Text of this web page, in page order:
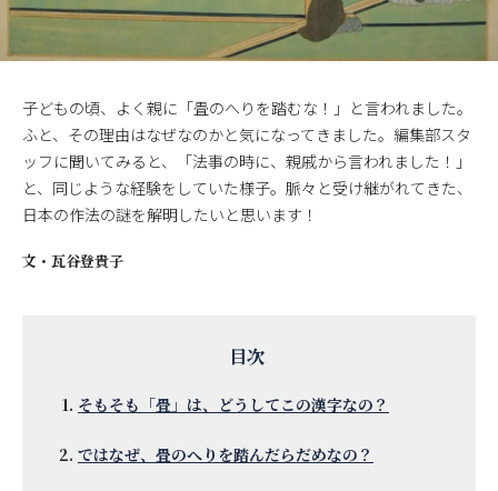
子どもの頃、よく親に「畳のへりを踏むな！」と言われました。
ふと、その理由はなぜなのかと気になってきました。編集部スタ
ッフに聞いてみると、「法事の時に、親戚から言われました！」
と、同じような経験をしていた様子。脈々と受け継がれてきた、
日本の作法の謎を解明したいと思います！
文・ 瓦谷登貴子
そもそも「畳」は、どうしてこの漢字なの？
ではなぜ、畳のへりを踏んだらだめなの？